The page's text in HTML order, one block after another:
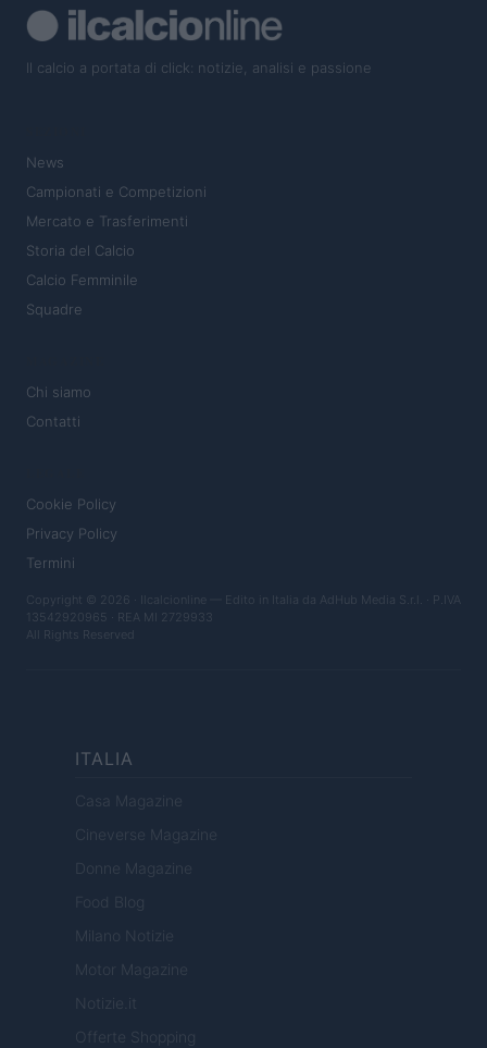
Il calcio a portata di click: notizie, analisi e passione
News
Campionati e Competizioni
Mercato e Trasferimenti
Storia del Calcio
Calcio Femminile
Squadre
Chi siamo
Contatti
Cookie Policy
Privacy Policy
Termini
Copyright © 2026 · Ilcalcionline — Edito in Italia da AdHub Media S.r.l. · P.IVA
13542920965 · REA MI 2729933
All Rights Reserved
ITALIA
Casa Magazine
Cineverse Magazine
Donne Magazine
Food Blog
Milano Notizie
Motor Magazine
Notizie.it
Offerte Shopping